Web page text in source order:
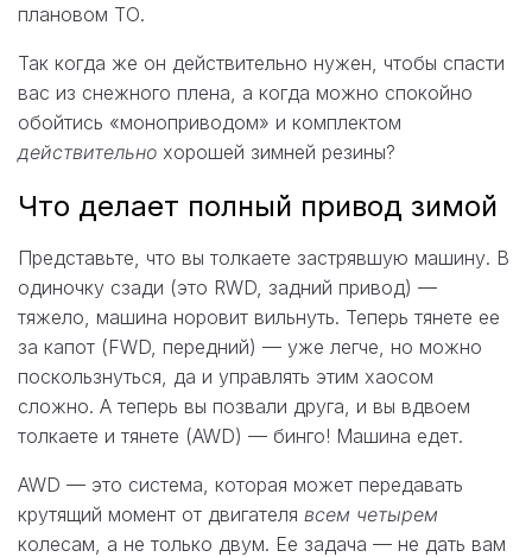
плановом ТО.
Так когда же он действительно нужен, чтобы спасти
вас из снежного плена, а когда можно спокойно
обойтись «моноприводом» и комплектом
действительно хорошей зимней резины?
Что делает полный привод зимой
Представьте, что вы толкаете застрявшую машину. В
одиночку сзади (это RWD, задний привод) —
тяжело, машина норовит вильнуть. Теперь тянете ее
за капот (FWD, передний) — уже легче, но можно
поскользнуться, да и управлять этим хаосом
сложно. А теперь вы позвали друга, и вы вдвоем
толкаете и тянете (AWD) — бинго! Машина едет.
AWD — это система, которая может передавать
крутящий момент от двигателя всем четырем
колесам, а не только двум. Ее задача — не дать вам